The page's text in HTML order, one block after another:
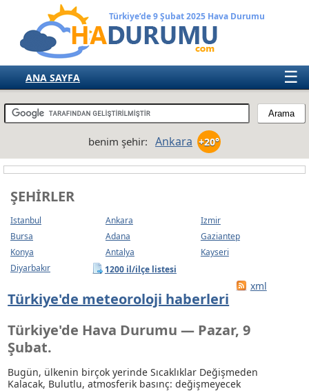
Türkiye’de 9 Şubat 2025 Hava Durumu
☰
ANA SAYFA
TÜRKİYE
AVRUPA
ASYA
AFRIKA
AVUSTRALYA
benim şehir: Ankara +20°
ŞEHIRLER
Istanbul Ankara
Izmir
Bursa
Adana
Gaziantep
Konya
Antalya
Kayseri
Diyarbakır
1200 il/ilçe listesi
Türkiye'de meteoroloji haberleri
xml
Türkiye'de Hava Durumu — Pazar, 9
Şubat.
Bugün, ülkenin birçok yerinde Sıcaklıklar Değişmeden
Kalacak, Bulutlu, atmosferik basınç: değişmeyecek